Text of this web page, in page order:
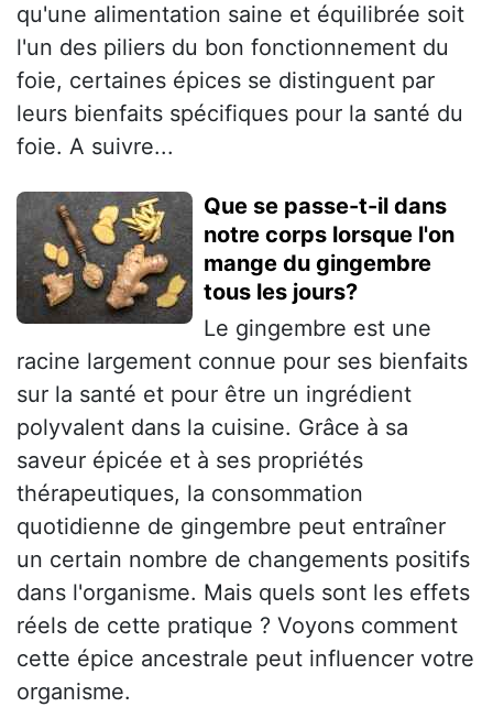
qu'une alimentation saine et équilibrée soit
l'un des piliers du bon fonctionnement du
foie, certaines épices se distinguent par
leurs bienfaits spécifiques pour la santé du
foie. A suivre...
Que se passe-t-il dans
notre corps lorsque l'on
mange du gingembre
tous les jours?
Le gingembre est une
racine largement connue pour ses bienfaits
sur la santé et pour être un ingrédient
polyvalent dans la cuisine. Grâce à sa
saveur épicée et à ses propriétés
thérapeutiques, la consommation
quotidienne de gingembre peut entraîner
un certain nombre de changements positifs
dans l'organisme. Mais quels sont les effets
réels de cette pratique ? Voyons comment
cette épice ancestrale peut influencer votre
organisme.